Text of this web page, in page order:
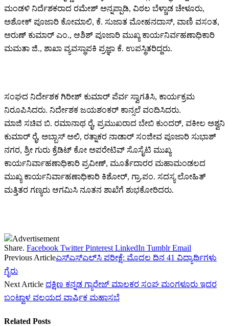
ಮಂಡಳಿ ನಿರ್ದೆಶಕರಾದ ರಮೇಶ್ ಅನ್ನಪ್ಪಾಡಿ, ವಿಠಲ ಬೆಳ್ಚಾಡ ಚೇಳೂರು,
ಅಶೋಕ್ ಪೂಜಾರಿ ಕೋಮಾಲಿ, ಕೆ. ಸುಜಾತ ಮೋಹನದಾಸ್, ವಾಣಿ ವಸಂತ,
ಅರುಣ್ ಕುಮಾರ್ ಎಂ., ಆಶಿಶ್ ಪೂಜಾರಿ ಮುಖ್ಯ ಕಾರ್ಯನಿರ್ವಹಣಾಧಿಕಾರಿ
ಮಮತಾ ಜಿ., ಶಾಖಾ ವ್ಯವಸ್ಥಾಪಕಿ ಪ್ರಜ್ಞಾ ಕೆ. ಉಪಸ್ಥಿತರಿದ್ದರು.
ಸಂಘದ ನಿರ್ದೇಶಕ ಗಿರೀಶ್ ಕುಮಾರ್ ಪೆರ್ವ ಸ್ವಾಗತಿಸಿ, ಕಾರ್ಯಕ್ರಮ
ನಿರೂಪಿಸಿದರು. ನಿರ್ದೇಶಕ ಜಯಶಂಕರ್ ಕಾನ್ಸಲೆ ವಂದಿಸಿದರು.
ಮಾಜಿ ಸಚಿವ ಬಿ. ರಮಾನಾಥ ರೈ, ಪ್ರಮುಖರಾದ ಬೇಬಿ ಕುಂದರ್, ವಕೀಲ ಅಶ್ವನಿ
ಕುಮಾರ್ ರೈ, ಅಬ್ಬಾಸ್ ಅಲಿ, ರತ್ನಾಕರ ನಾಡಾರ್ ಸಂಜೀವ ಪೂಜಾರಿ ಸುಭಾಶ್
ನಗರ, ಶ್ರೀ ಗುರು ಕ್ರೆಡಿಟ್ ಕೋ ಅಪರೇಟಿವ್ ಸೊಸೈಟಿ ಮುಖ್ಯ
ಕಾರ್ಯನಿರ್ವಾಹಣಾಧಿಕಾರಿ ಪ್ರವೀಣ್, ಮೂರ್ತೆದಾರರ ಮಹಾಮಂಡಲದ
ಮುಖ್ಯ ಕಾರ್ಯನಿರ್ವಾಹಣಾಧಿಕಾರಿ ಕಿಶೋರ್, ಗ್ರಾ.ಪಂ. ಸದಸ್ಯ ಲೋಹಿತ್
ಮತ್ತಿತರ ಗಣ್ಯರು ಆಗಮಿಸಿ ನೂತನ ಶಾಖೆಗೆ ಶುಭಕೋರಿದರು.
Advertisement
Share. Facebook Twitter Pinterest LinkedIn Tumblr Email
Previous Articleಎಸ್‌ಎಸ್‌ಎಲ್‌ಸಿ ಪರೀಕ್ಷೆ: ಮೊದಲ ದಿನ 41 ವಿದ್ಯಾರ್ಥಿಗಳು
ಗೈರು
Next Article ದಕ್ಷಿಣ ಕನ್ನಡ ಗ್ಯಾರೇಜ್ ಮಾಲಕರ ಸಂಘ ಮಂಗಳೂರು ಇದರ
ಬಂಟ್ವಾಳ ವಲಯದ ವಾರ್ಷಿಕ ಮಹಾಸಭೆ
Related Posts